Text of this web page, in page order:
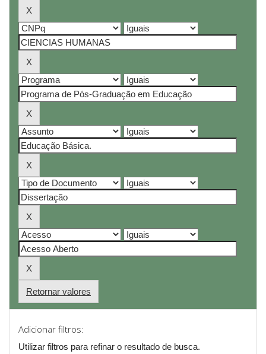
Retornar valores
Adicionar filtros:
Utilizar filtros para refinar o resultado de busca.